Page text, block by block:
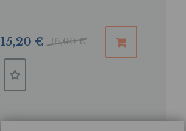
16,00 €
15,20 €